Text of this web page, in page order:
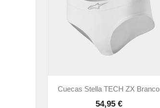
Vista rápida
Cuecas Stella TECH ZX Branco
54,95 €